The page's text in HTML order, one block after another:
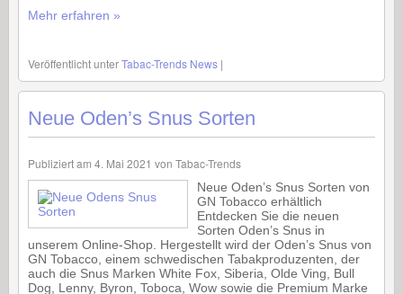
Mehr erfahren »
Veröffentlicht unterTabac-Trends News |
Neue Oden’s Snus Sorten
Publiziert am 4. Mai 2021 von Tabac-Trends
Neue Oden’s Snus Sorten von
GN Tobacco erhältlich
Entdecken Sie die neuen
Sorten Oden’s Snus in
unserem Online-Shop. Hergestellt wird der Oden’s Snus von
GN Tobacco, einem schwedischen Tabakproduzenten, der
auch die Snus Marken White Fox, Siberia, Olde Ving, Bull
Dog, Lenny, Byron, Toboca, Wow sowie die Premium Marke